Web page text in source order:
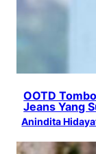
OOTD
Jeans Yang
Anindita